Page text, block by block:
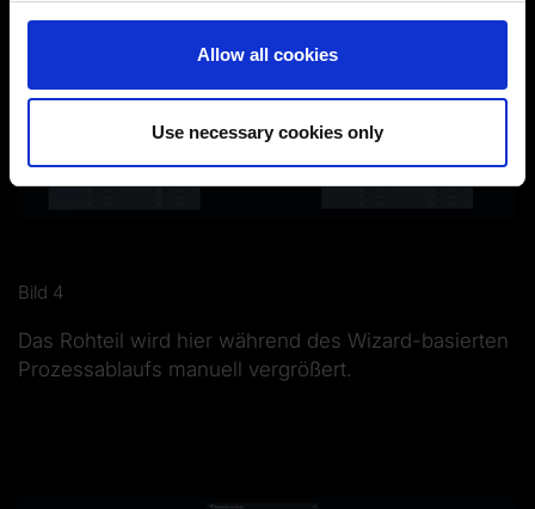
You can change or revoke your consent at any time.
Imprint|Data protection |Disclaimer of liability
Allow all cookies
Use necessary cookies only
Bild 4
Das Rohteil wird hier während des Wizard-basierten
Prozessablaufs manuell vergrößert.